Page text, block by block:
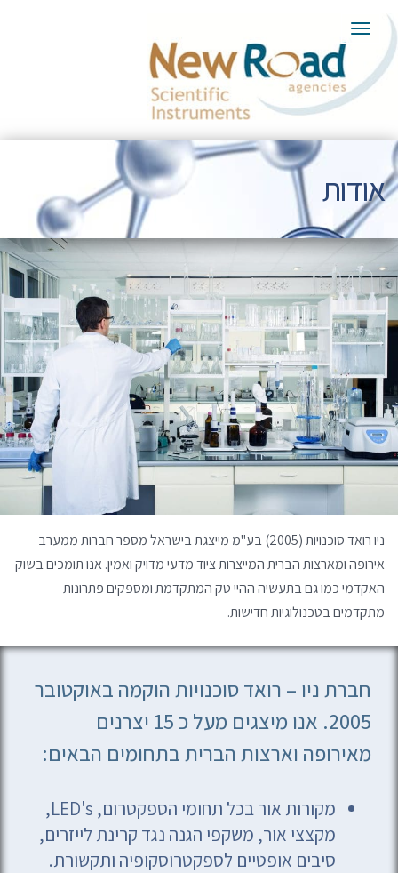
תפריט
אודות
ניו רואד סוכנויות (2005) בע"מ מייצגת בישראל מספר חברות ממערב
אירופה ומארצות הברית המייצרות ציוד מדעי מדויק ואמין. אנו תומכים בשוק
האקדמי כמו גם בתעשיה ההיי טק המתקדמת ומספקים פתרונות
מתקדמים בטכנולוגיות חדישות.
חברת ניו – רואד סוכנויות הוקמה באוקטובר
2005. אנו מיצגים מעל כ 15 יצרנים
מאירופה וארצות הברית בתחומים הבאים:
מקורות אור בכל תחומי הספקטרום, LED's,
מקצצי אור, משקפי הגנה נגד קרינת לייזרים,
סיבים אופטיים לספקטרוסקופיה ותקשורת.